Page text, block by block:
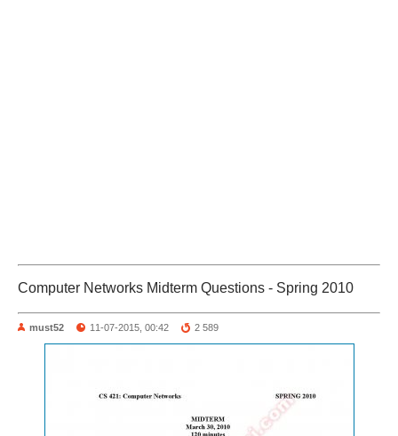
Computer Networks Midterm Questions - Spring 2010
must52 11-07-2015, 00:42 2 589